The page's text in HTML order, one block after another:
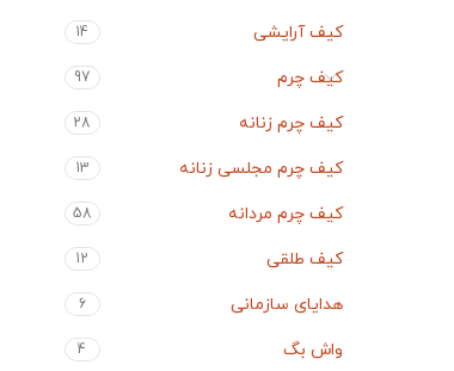
کیف آرایشی 14
کیف چرم 97
کیف چرم زنانه 28
کیف چرم مجلسی زنانه 13
کیف چرم مردانه 58
کیف طلقی 12
هدایای سازمانی 6
واش بگ 4